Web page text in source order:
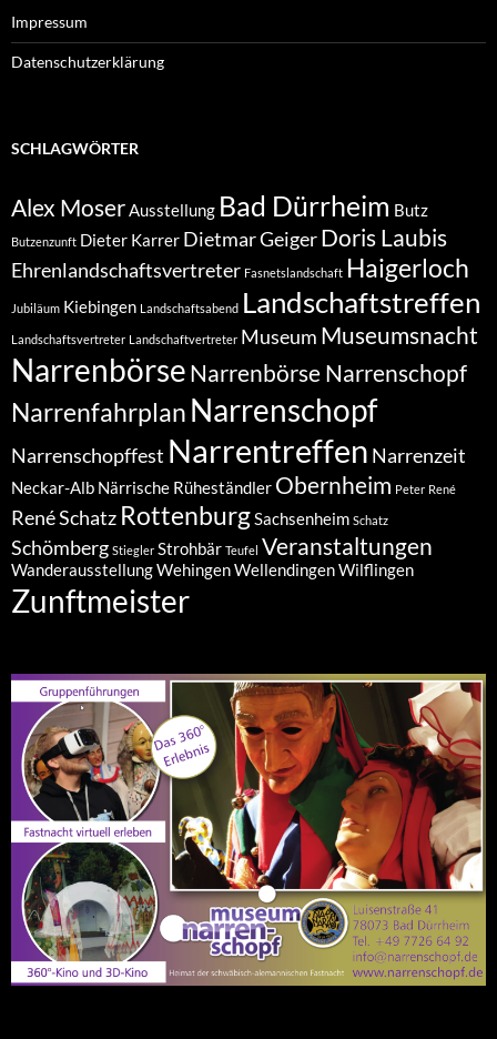
Impressum
Datenschutzerklärung
SCHLAGWÖRTER
Alex MoserAusstellung Bad Dürrheim Butz
Butzenzunft Dieter Karrer Dietmar GeigerDoris Laubis
Ehrenlandschaftsvertreter Fasnetslandschaft Haigerloch
Jubiläum Kiebingen Landschaftsabend Landschaftstreffen
Landschaftsvertreter Landschaftvertreter Museum Museumsnacht
Narrenbörse Narrenbörse Narrenschopf
Narrenfahrplan Narrenschopf
Narrenschopffest Narrentreffen Narrenzeit
Neckar-Alb Närrische Rüheständler Obernheim Peter René
René Schatz RottenburgSachsenheim Schatz
Schömberg Stiegler Strohbär Teufel Veranstaltungen
WanderausstellungWehingenWellendingenWilflingen
Zunftmeister